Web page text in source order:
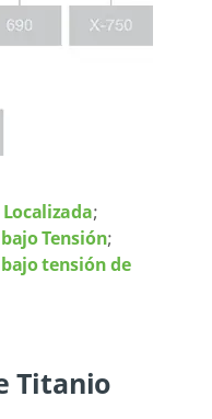
;
Tensión;
tensión de
Titanio